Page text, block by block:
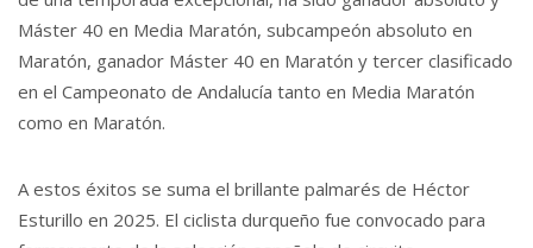
Máster 40 en Media Maratón, subcampeón absoluto en
Maratón, ganador Máster 40 en Maratón y tercer clasificado
en el Campeonato de Andalucía tanto en Media Maratón
como en Maratón.
A estos éxitos se suma el brillante palmarés de Héctor
Esturillo en 2025. El ciclista durqueño fue convocado para